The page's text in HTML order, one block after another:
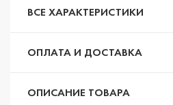
ВСЕ ХАРАКТЕРИСТИКИ
ОПЛАТА И ДОСТАВКА
ОПИСАНИЕ ТОВАРА